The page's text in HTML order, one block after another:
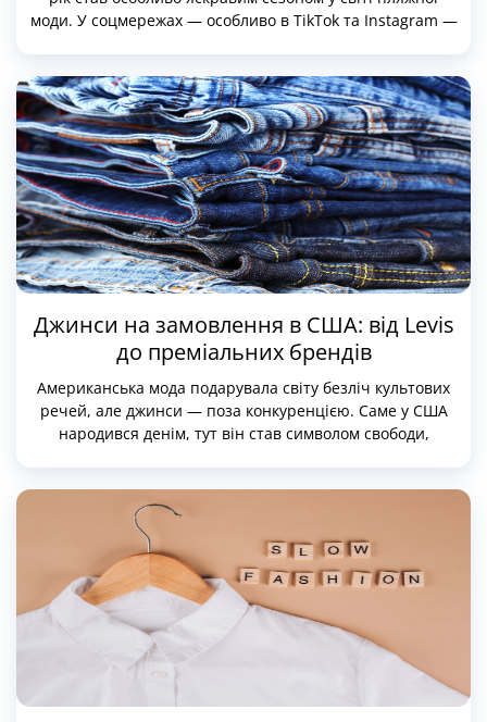
моди. У соцмережах — особливо в TikTok та Instagram —
яскравих принтів — американські бренди пропонують
величезний вибір моделей, які стали вірусними.
Якщо ви плануєте відпочинок або просто хочете
оновити літній гардероб, варто звернути увагу на
купальники, які обговорюють, носять і рекомендують
інфлюенсери у США.
Джинси на замовлення в США: від Levis
до преміальних брендів
Американська мода подарувала світу безліч культових
речей, але джинси — поза конкуренцією. Саме у США
народився денім, тут він став символом свободи,
досі виробляють американські бренди.
Замовляючи джинси напряму зі США, покупці
отримують доступ до значно ширшого вибору моделей,
розмірів, відтінків і посадок, ніж у локальних магазинах.
Особливо це актуально для тих, хто шукає нестандартні
параметри, преміум-бренди, класичні вінтажні моделі
або базу на щодень.